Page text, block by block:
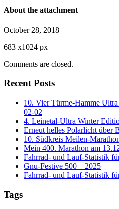
About the attachment
October 28, 2018
683 x1024 px
Comments are closed.
Recent Posts
10. Vier Türme-Hamme
02-02
4. Leinetal-Ultra Winter
Erneut helles Polarlicht über
10. Südkreis Meilen-
Mein 400. Marathon am
Fahrrad- und Lauf-Statistik
Gnu-Festive 500 – 2025
Fahrrad- und Lauf-Statistik
Tags